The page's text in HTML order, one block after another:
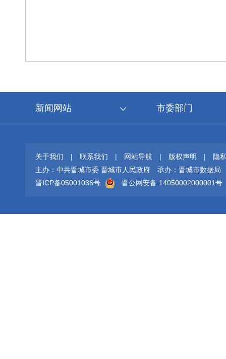
新闻网站 市委部门
关于我们 | 联系我们 | 网站导航 | 版权声明 |
隐
主办：中共晋城市委 晋城市人民政府
承办：晋城市数据局
晋ICP备05001036号
晋公网安备 14050002000001号